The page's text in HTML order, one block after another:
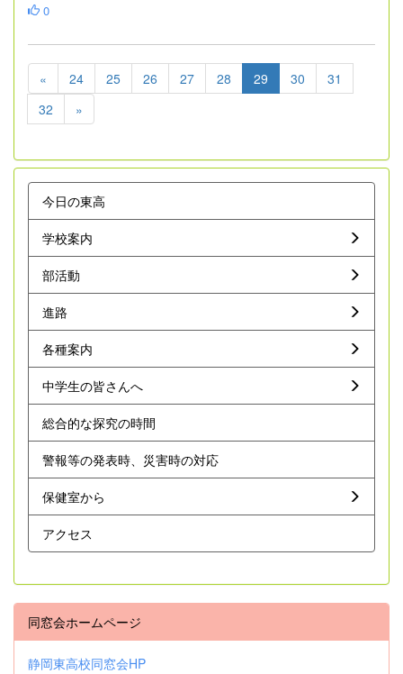
0
« 24 25 26 27 28 29 30
31
32
»
今日の東高
学校案内
部活動
進路
各種案内
中学生の皆さんへ
総合的な探究の時間
警報等の発表時、災害時の対応
保健室から
アクセス
同窓会ホームページ
静岡東高校同窓会HP